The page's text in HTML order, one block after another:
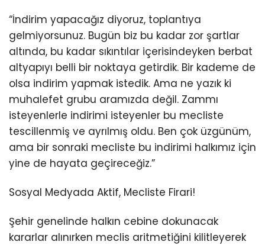
“İndirim yapacağız diyoruz, toplantıya
gelmiyorsunuz. Bugün biz bu kadar zor şartlar
altında, bu kadar sıkıntılar içerisindeyken berbat
altyapıyı belli bir noktaya getirdik. Bir kademe de
olsa indirim yapmak istedik. Ama ne yazık ki
muhalefet grubu aramızda değil. Zammı
isteyenlerle indirimi isteyenler bu mecliste
tescillenmiş ve ayrılmış oldu. Ben çok üzgünüm,
ama bir sonraki mecliste bu indirimi halkımız için
yine de hayata geçireceğiz.”
Sosyal Medyada Aktif, Mecliste Firari!
Şehir genelinde halkın cebine dokunacak
kararlar alınırken meclis aritmetiğini kilitleyerek